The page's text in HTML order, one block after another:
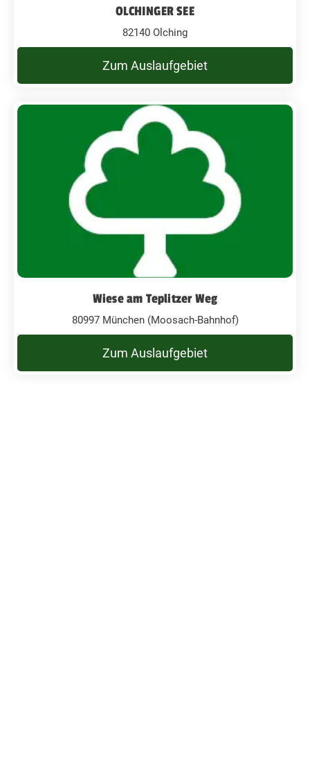
OLCHINGER SEE
82140 Olching
Zum Auslaufgebiet
Wiese am Teplitzer Weg
80997 München (Moosach-Bahnhof)
Zum Auslaufgebiet